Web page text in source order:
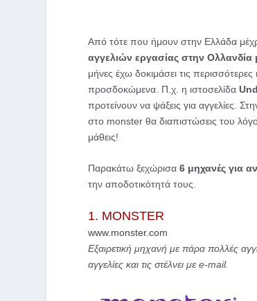
Από τότε που ήμουν στην Ελλάδα
αγγελιών εργασίας στην Ολλανδία
μήνες έχω δοκιμάσει τις
προσδοκώμενα. Π.χ. η ιστοσελίδα
προτείνουν να ψάξεις για αγγελίες.
στο monster θα διαπιστώσεις του
μάθεις!
Παρακάτω ξεχώρισα6 μηχανές για
την αποδοτικότητά τους.
1. MONSTER
www.monster.com
Εξαιρετική μηχανή με πάρα πολλές
αγγελίες και τις στέλνει με e-mail.